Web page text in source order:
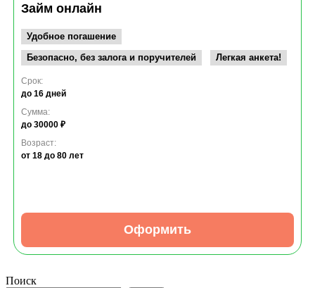
Займ онлайн
Удобное погашение
Безопасно, без залога и поручителей
Легкая анкета!
Срок:
до 16 дней
Сумма:
до 30000 ₽
Возраст:
от 18 до 80 лет
Оформить
Поиск